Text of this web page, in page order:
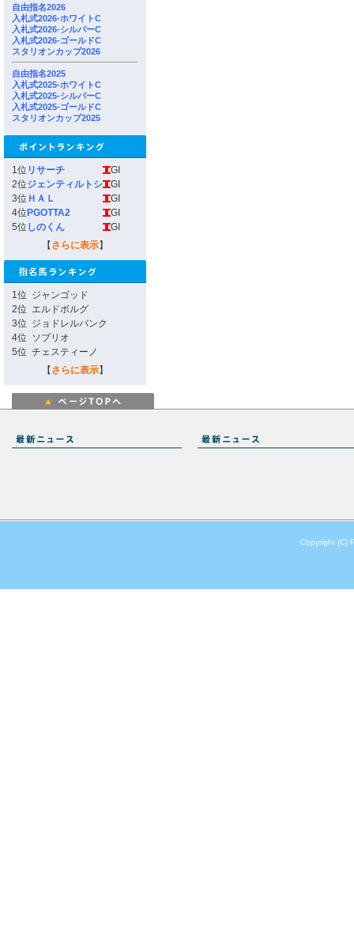
自由指名2026
入札式2026-ホワイトC
入札式2026-シルバーC
入札式2026-ゴールドC
スタリオンカップ2026
自由指名2025
入札式2025-ホワイトC
入札式2025-シルバーC
入札式2025-ゴールドC
スタリオンカップ2025
1位 リサーチ
GI
2位ジェンティルトシ
GI
3位 ＨＡＬ
GI
4位 PGOTTA2
GI
5位 しのくん
GI
【 さらに表示】
1位 ジャンゴッド
2位 エルドボルグ
3位 ジョドレルバンク
4位 ソブリオ
5位 チェスティーノ
【 さらに表示】
Copyright (C)